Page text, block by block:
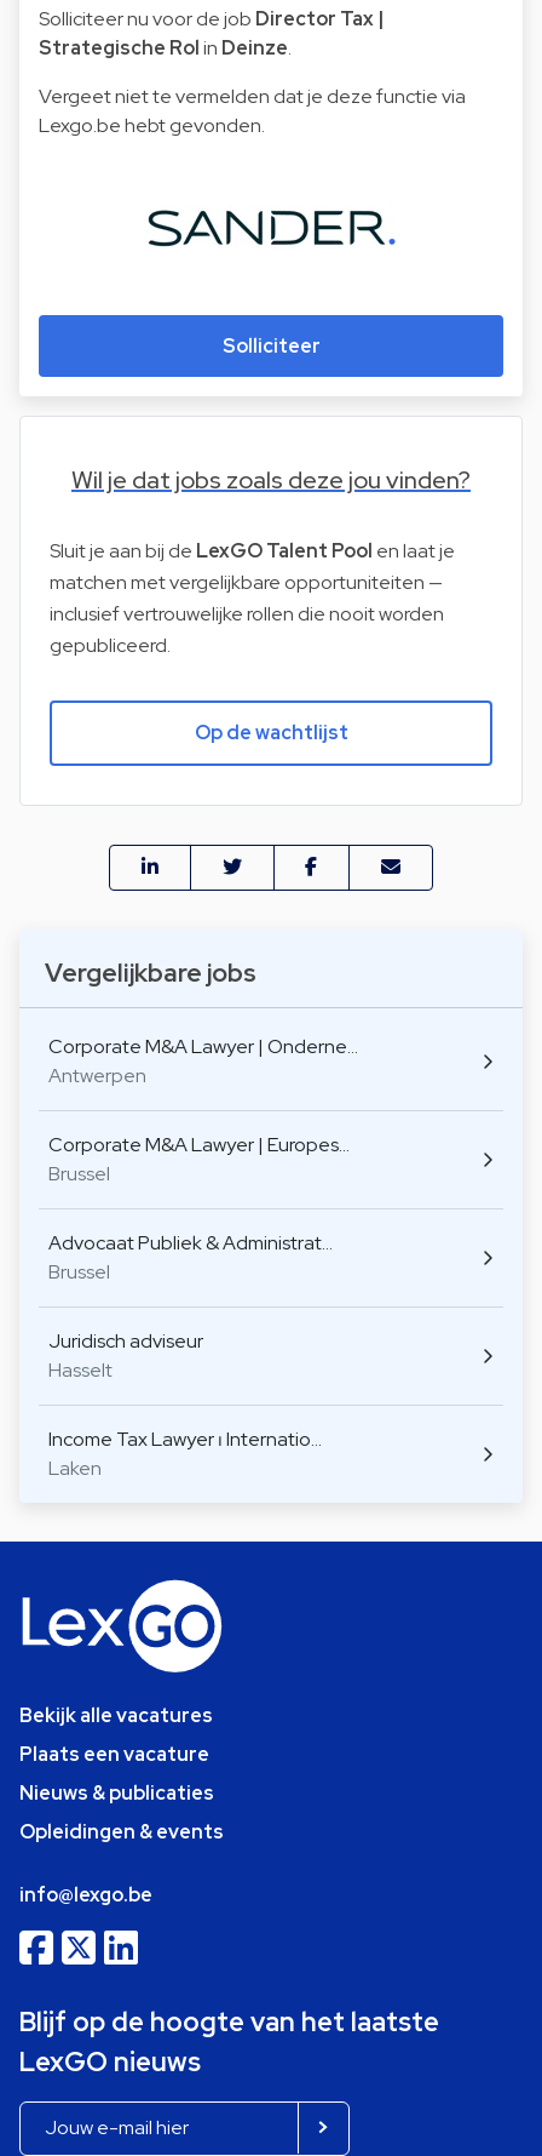
Vergelijkbare jobs
Corporate M&A Lawyer | Onderne…
Antwerpen
Corporate M&A Lawyer | Europes…
Brussel
Advocaat Publiek & Administrat…
Brussel
Juridisch adviseur
Hasselt
Income Tax Lawyer ⏐ Internatio…
Laken
Solliciteer nu voor de job Director Tax |
Strategische Rolin Deinze.
Vergeet niet te vermelden dat je deze functie via
Lexgo.be hebt gevonden.
Solliciteer
Wil je dat jobs zoals deze jou vinden?
Sluit je aan bij de LexGO Talent Pool en laat je
matchen met vergelijkbare opportuniteiten —
inclusief vertrouwelijke rollen die nooit worden
gepubliceerd.
Op de wachtlijst
Bekijk alle vacatures
Plaats een vacature
Nieuws & publicaties
Opleidingen & events
info@lexgo.be
Blijf op de hoogte van het laatste
LexGO nieuws